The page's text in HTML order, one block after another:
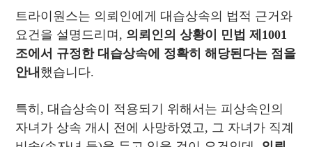
트라이원스는 의뢰인에게 대습상속의 법적 근거와
요건을 설명드리며, 의뢰인의 상황이 민법 제1001
조에서 규정한 대습상속에 정확히 해당된다는 점을
안내 했습니다.
특히, 대습상속이 적용되기 위해서는 피상속인의
자녀가 상속 개시 전에 사망하였고, 그 자녀가 직계